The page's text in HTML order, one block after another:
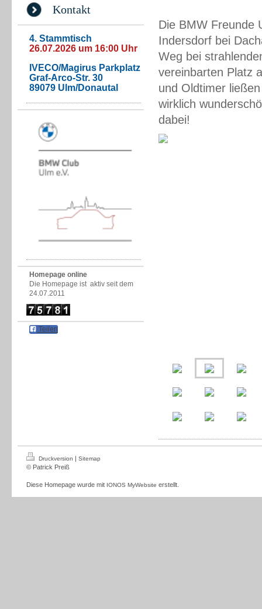
Kontakt
4. Stammtisch
26.07.2026 um 16:00 Uhr
IVECO/Magirus Parkplatz
Graf-Arco-Str. 30
89079 Ulm/Donautal
Homepage online
Die Homepage ist aktiv seit dem
24.07.2011
Teilen
Die BMW Freunde
Indersdorf bei
Weg bei
vereinbarten Platz
und Oldtimer
wirklich
dabei!
Druckversion | Sitemap
© Patrick Preiß
Diese Homepage wurde mit IONOS MyWebsite erstellt.